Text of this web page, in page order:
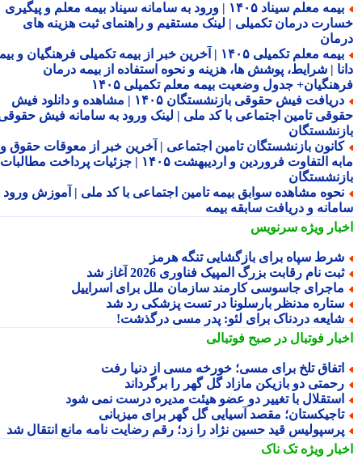
بیمه معلم سیناد ۱۴۰۵ | ورود به سامانه سیناد بیمه معلم و پیگیری
درمان تکمیلی | لینک مستقیم و راهنمای ثبت هزینه های
بیمه معلم تکمیلی ۱۴۰۵ | آخرین خبر از بیمه تکمیلی فرهنگیان و بیمه
| شرایط، پوشش ها، هزینه و نحوه استفاده از بیمه درمان
جدول وضعیت بیمه معلم تکمیلی ۱۴۰۵
دریافت فیش حقوقی بازنشستگان ۱۴۰۵ | مشاهده و دانلود فیش
تامین اجتماعی با کد ملی | لینک ورود به سامانه فیش حقوقی
بازنشستگان تامین اجتماعی | آخرین خبر از معوقات حقوق و
مابه التفاوت فروردین و اردیبهشت ۱۴۰۵ | جزئیات پرداخت مطالبات
مشاهده سوابق بیمه تامین اجتماعی با کد ملی | آموزش ورود به
و دریافت سابقه بیمه
ویژهسرنویس
سپاه برای بازگشایی تنگه هرمز
نام رقابت بزرگ المپیک فناوری 2026 آغاز شد
جاسوسی کارمند سازمان ملل برای اسراییل
مدنظر بارسلونا در تست پزشکی رد شد
دردناک برای لئو: پدر مسی درگذشت!
فوتبال در صبح فوتبالی
تلخ برای مسی؛ خورخه مسی از دنیا رفت
دو بازیکن مازاد گل گهر را برگرداند
با تغییر دو عضو هیئت مدیره درست نمی شود
مقصد آسیایی گل گهر برای میزبانی
قید حسین نژاد را زد؛ رقم رضایت نامه مانع انتقال شد
ویژهتک ناک